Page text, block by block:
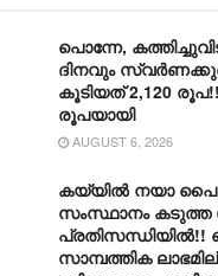
പൊന്നേ,
ദിനവും
കൂടിയത് 2,120
രൂപയായി
AUGUST 6, 2026
കയ്യിൽ നയാ
സംസ്ഥാനം കടുത്ത
പ്രതിസന്ധിയിൽ!!
സാമ്പത്തിക